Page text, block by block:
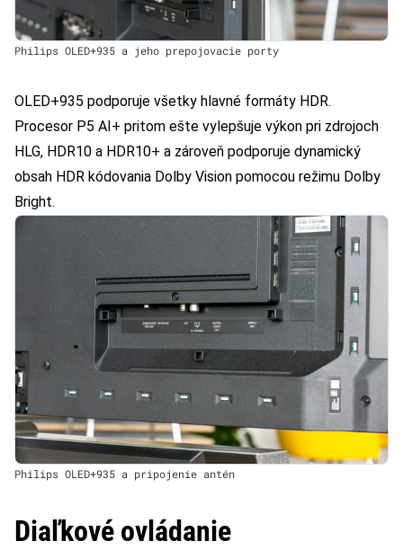
Philips OLED+935 a jeho prepojovacie porty
OLED+935 podporuje všetky hlavné formáty HDR.
Procesor P5 AI+ pritom ešte vylepšuje výkon pri zdrojoch
HLG, HDR10 a HDR10+ a zároveň podporuje dynamický
obsah HDR kódovania Dolby Vision pomocou režimu Dolby
Bright.
Philips OLED+935 a pripojenie antén
Diaľkové ovládanie